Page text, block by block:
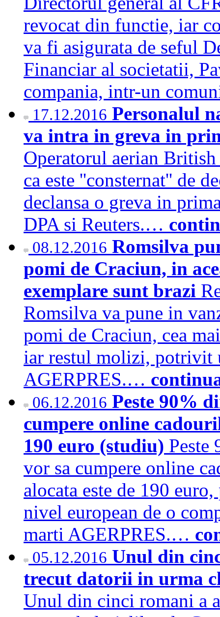
revocat din functie, iar
va fi asigurata de seful
Financiar al societatii,
compania, intr-un
17.12.2016 Personalul
va intra in greva in
Operatorul aerian
ca este ''consternat'' de
declansa o greva in
DPA si Reuters.…
08.12.2016 Romsilva
pomi de Craciun, in
exemplare sunt brazi
Romsilva va pune in
pomi de Craciun, cea
iar restul molizi, potrivit
AGERPRES.…
06.12.2016 Peste 90%
cumpere online
190 euro (studiu) Peste
vor sa cumpere online
alocata este de 190
nivel european de o
marti AGERPRES.…
05.12.2016 Unul din
trecut datorii in urma
Unul din cinci romani a